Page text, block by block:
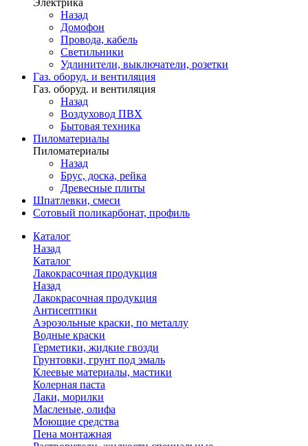
Электрика
Назад
Домофон
Провода, кабель
Светильники
Удлинители, выключатели, розетки
Газ. оборуд. и вентиляция
Газ. оборуд. и вентиляция
Назад
Воздуховод ПВХ
Бытовая техника
Пиломатериалы
Пиломатериалы
Назад
Брус, доска, рейка
Древесные плиты
Шпатлевки, смеси
Сотовый поликарбонат, профиль
Каталог
Назад
Каталог
Лакокрасочная продукция
Назад
Лакокрасочная продукция
Антисептики
Аэрозольные краски, по металлу
Водные краски
Герметики, жидкие гвозди
Грунтовки, грунт под эмаль
Клеевые материалы, мастики
Колерная паста
Лаки, морилки
Масленые, олифа
Моющие средства
Пена монтажная